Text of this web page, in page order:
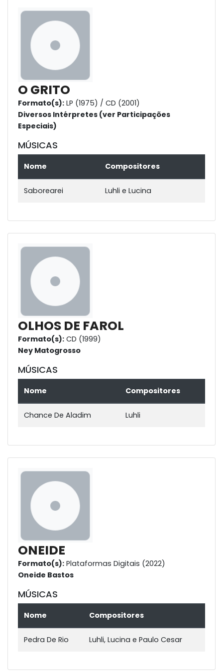
O GRITO
Formato(s): LP (1975) / CD (2001)
Diversos Intérpretes (ver Participações
Especiais)
MÚSICAS
Nome Compositores
Saborearei Luhli e Lucina
OLHOS DE FAROL
Formato(s): CD (1999)
Ney Matogrosso
MÚSICAS
Nome Compositores
Chance De Aladim Luhli
ONEIDE
Formato(s): Plataformas Digitais (2022)
Oneide Bastos
MÚSICAS
Nome Compositores
Pedra De Rio Luhli, Lucina e Paulo Cesar